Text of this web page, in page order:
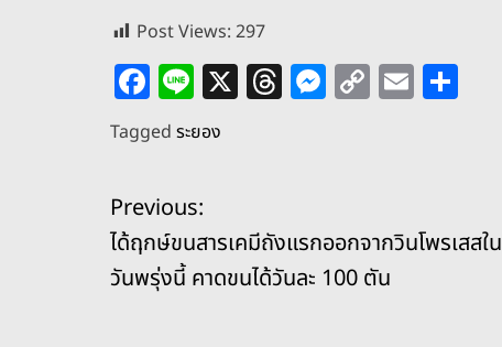
Post Views:297
F
a
c
e
b
o
o
Li
n
e
X T
h
d
s
M
e
n
g
er
C
o
Li
n
k
E
m
Tagged ระยอง
แ
น
Previous:
ได้ฤกษ์ขนสารเคมีถังแรกออกจากวินโพรเสสใน
วันพรุ่งนี้ คาดขนได้วันละ 100 ตัน